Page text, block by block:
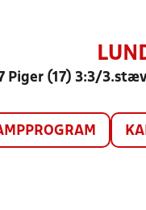
Piger (17) 3:3/